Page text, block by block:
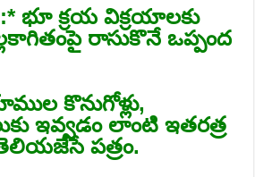
భూ క్రయ విక్రయాలకు
రాసుకొనే ఒప్పంద
కొనుగోళ్లు,
ఇవ్వడం లాంటి ఇతరత్ర
పత్రం.